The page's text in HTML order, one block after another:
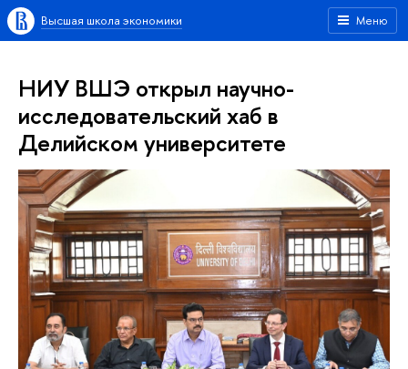
Меню
Высшая школа экономики
НИУ ВШЭ открыл научно-
исследовательский хаб в
Делийском университете